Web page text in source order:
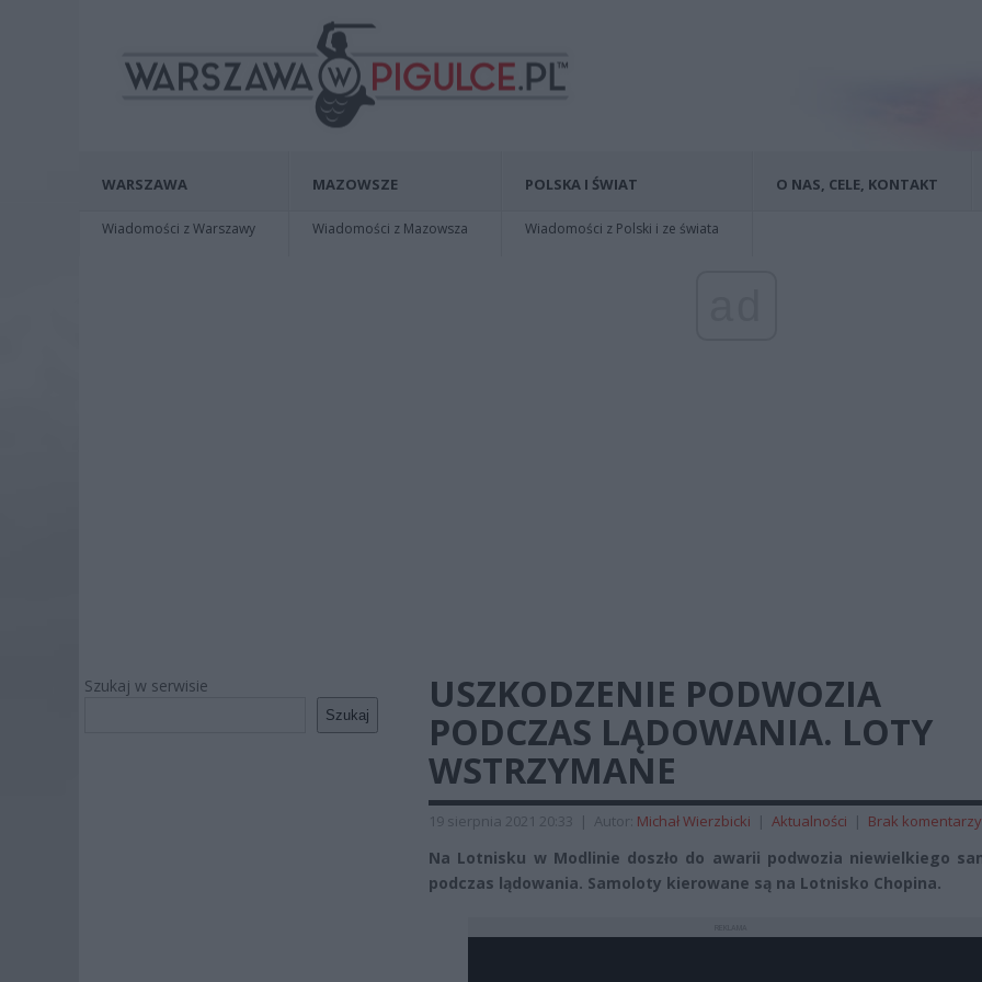
WARSZAWA
Wiadomości z Warszawy
MAZOWSZE
Wiadomości z Mazowsza
POLSKA I ŚWIAT
Wiadomości z Polski i ze świata
O NAS, CELE, KONTAKT
Szukaj w serwisie
Szukaj
USZKODZENIE PODWOZIA
PODCZAS LĄDOWANIA. LOTY
WSTRZYMANE
19 sierpnia 2021 20:33 | Autor: Michał Wierzbicki | Aktualności | Brak komentarzy
Na Lotnisku w Modlinie doszło do awarii podwozia niewielkiego
podczas lądowania. Samoloty kierowane są na Lotnisko Chopina.